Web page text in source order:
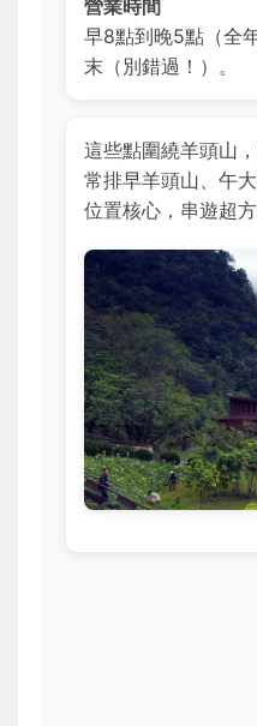
營業時間
早8點到晚5點（全
末（別錯過！）。
這些點圍繞羊頭山
常排早羊頭山、午
位置核心，串遊超方